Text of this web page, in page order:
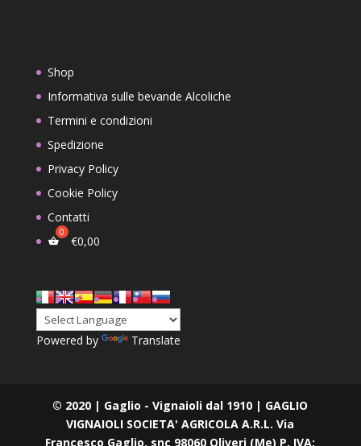
Shop
Informativa sulle bevande Alcoliche
Termini e condizioni
Spedizione
Privacy Policy
Cookie Policy
Contatti
€0,00
Powered by Translate
© 2020 | Gaglio - Vignaioli dal 1910 | GAGLIO
VIGNAIOLI SOCIETA' AGRICOLA A.R.L. Via
Francesco Gaglio, snc 98060 Oliveri (Me) P. IVA: